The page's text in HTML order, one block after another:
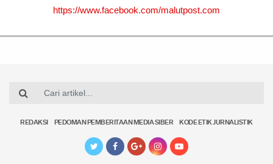
https://www.facebook.com/malutpost.com
REDAKSI PEDOMAN PEMBERITAAN MEDIA SIBER KODE ETIK JURNALISTIK